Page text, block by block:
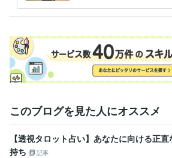
経験職種
魔法のiランド【＃この瞬間は私だけのもの　
得意分野
占い 質問①つ⭐タロット占い チャット鑑定
恋愛 相手の気持ち 片想い 両想い 不倫
り？
このブログを見た人にオススメ
【透視タロット占い】あなたに向ける正直
持ち
記事